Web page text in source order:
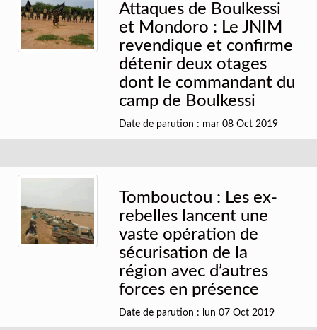
Attaques de Boulkessi
et Mondoro : Le JNIM
revendique et confirme
détenir deux otages
dont le commandant du
camp de Boulkessi
Date de parution : mar 08 Oct 2019
Tombouctou : Les ex-
rebelles lancent une
vaste opération de
sécurisation de la
région avec d’autres
forces en présence
Date de parution : lun 07 Oct 2019